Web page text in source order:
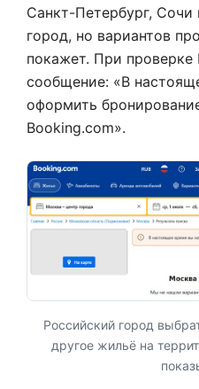
Санкт-Петербург,
город, но вариантов
покажет. При
сообщение: «В
оформить
Booking.com».
Российский город
другое жильё на